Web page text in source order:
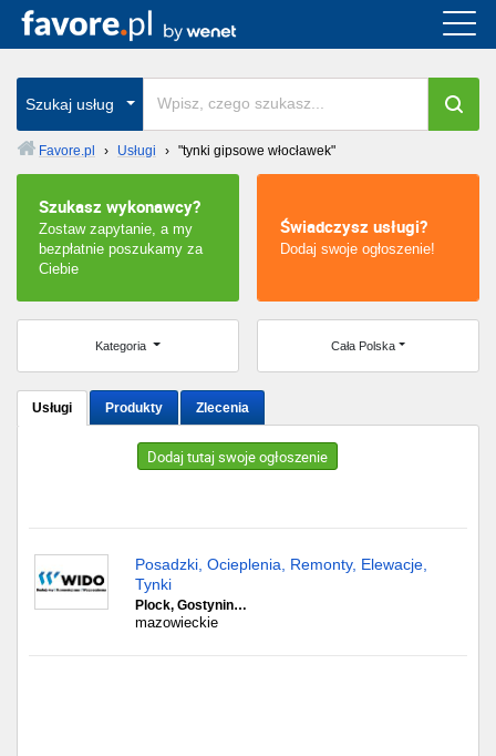
Szukaj usług
Favore.pl › Usługi › "tynki gipsowe włocławek"
Szukasz wykonawcy?
Zostaw zapytanie, a my
bezpłatnie poszukamy za
Ciebie
Świadczysz usługi?
Dodaj swoje ogłoszenie!
Kategoria Cała Polska
Usługi Produkty Zlecenia
Dodaj tutaj swoje ogłoszenie
Posadzki, Ocieplenia, Remonty, Elewacje,
Tynki
Plock, Gostynin…
mazowieckie
Cała Polska
wszystkie w całym kraju
Warszawa
Wrocław
Łódź
Chorzów